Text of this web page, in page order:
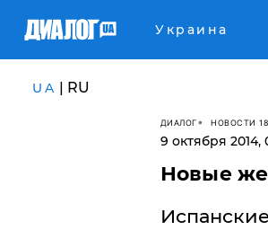
Украина
UA | RU
ДИАЛОГ НОВОСТИ
9 октября 2014,
Новые